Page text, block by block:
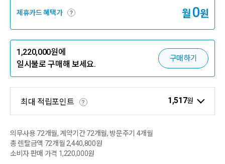
제휴카드 혜택가 ? 월 0원
1,220,000원에
일시불로 구매해 보세요.
구매하기
최대 적립포인트 ? 1,517원
의무사용 72개월, 계약기간72개월, 방문주기 4개월
총 렌탈금액 72개월 2,440,800원
소비자 판매 가격 1,220,000원